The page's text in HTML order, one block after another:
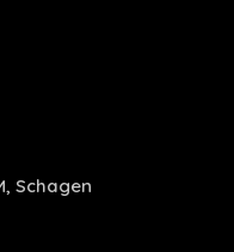
Schagen